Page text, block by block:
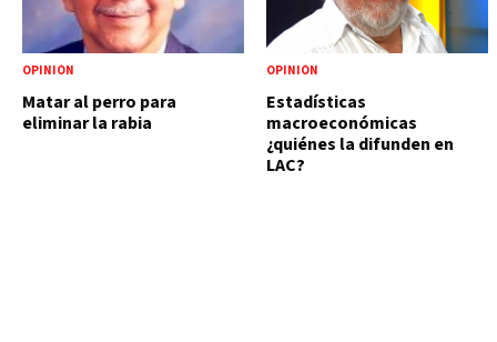
OPINIÓN
Matar al perro para
eliminar la rabia
OPINIÓN
Estadísticas
macroeconómicas
¿quiénes la difunden en
LAC?